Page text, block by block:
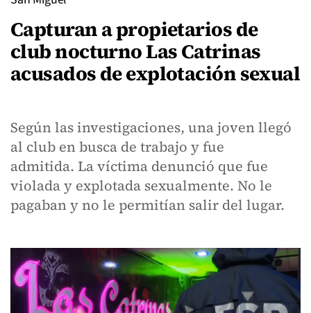
Capturan a propietarios de
club nocturno Las Catrinas
acusados de explotación sexual
Según las investigaciones, una joven llegó
al club en busca de trabajo y fue
admitida. La víctima denunció que fue
violada y explotada sexualmente. No le
pagaban y no le permitían salir del lugar.